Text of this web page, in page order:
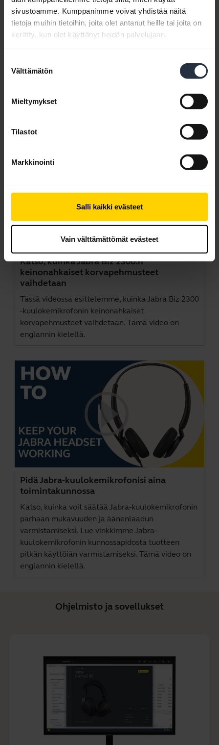
sivustoamme. Kumppanimme voivat yhdistää näitä
tietoja muihin tietoihin, joita olet antanut heille tai joita on
kerätty, kun olet käyttänyt heidän palvelujaan.
valinta
Välttämätön
Mieltymykset
Tilastot
Markkinointi
Salli kaikki evästeet
Vain välttämättömät evästeet
Tässä videossa esittelemme, kuinka Jabra Biz 2300
korvapehmusteet vaihdetaan. Tämä video on
Katso, kuinka Jabra Biz 2300:n
keinonahkaiset korvapehmusteet
vaihdetaan
Tässä videossa esittelemme, kuinka Jabra Biz 2300
-kuulokemikrofonin keinonahkaiset
korvapehmusteet vaihdetaan. Tämä video on
englannin kielellä.
Pidä Jabra-kuulokemikrofonisi aina
toimintakunnossa
Katso, kuinka voit säätää Jabra-kuulokemikrofonin
parhaan mukavuuden ja äänenlaadun
varmistamiseksi. Lue vinkkimme Jabra-
kuulokemikrofonin kunnossapidosta tuotteen
pitkän käyttöiän varmistamiseksi. Tämä video on
englannin kielellä.
Ohjelmisto ja sovellukset